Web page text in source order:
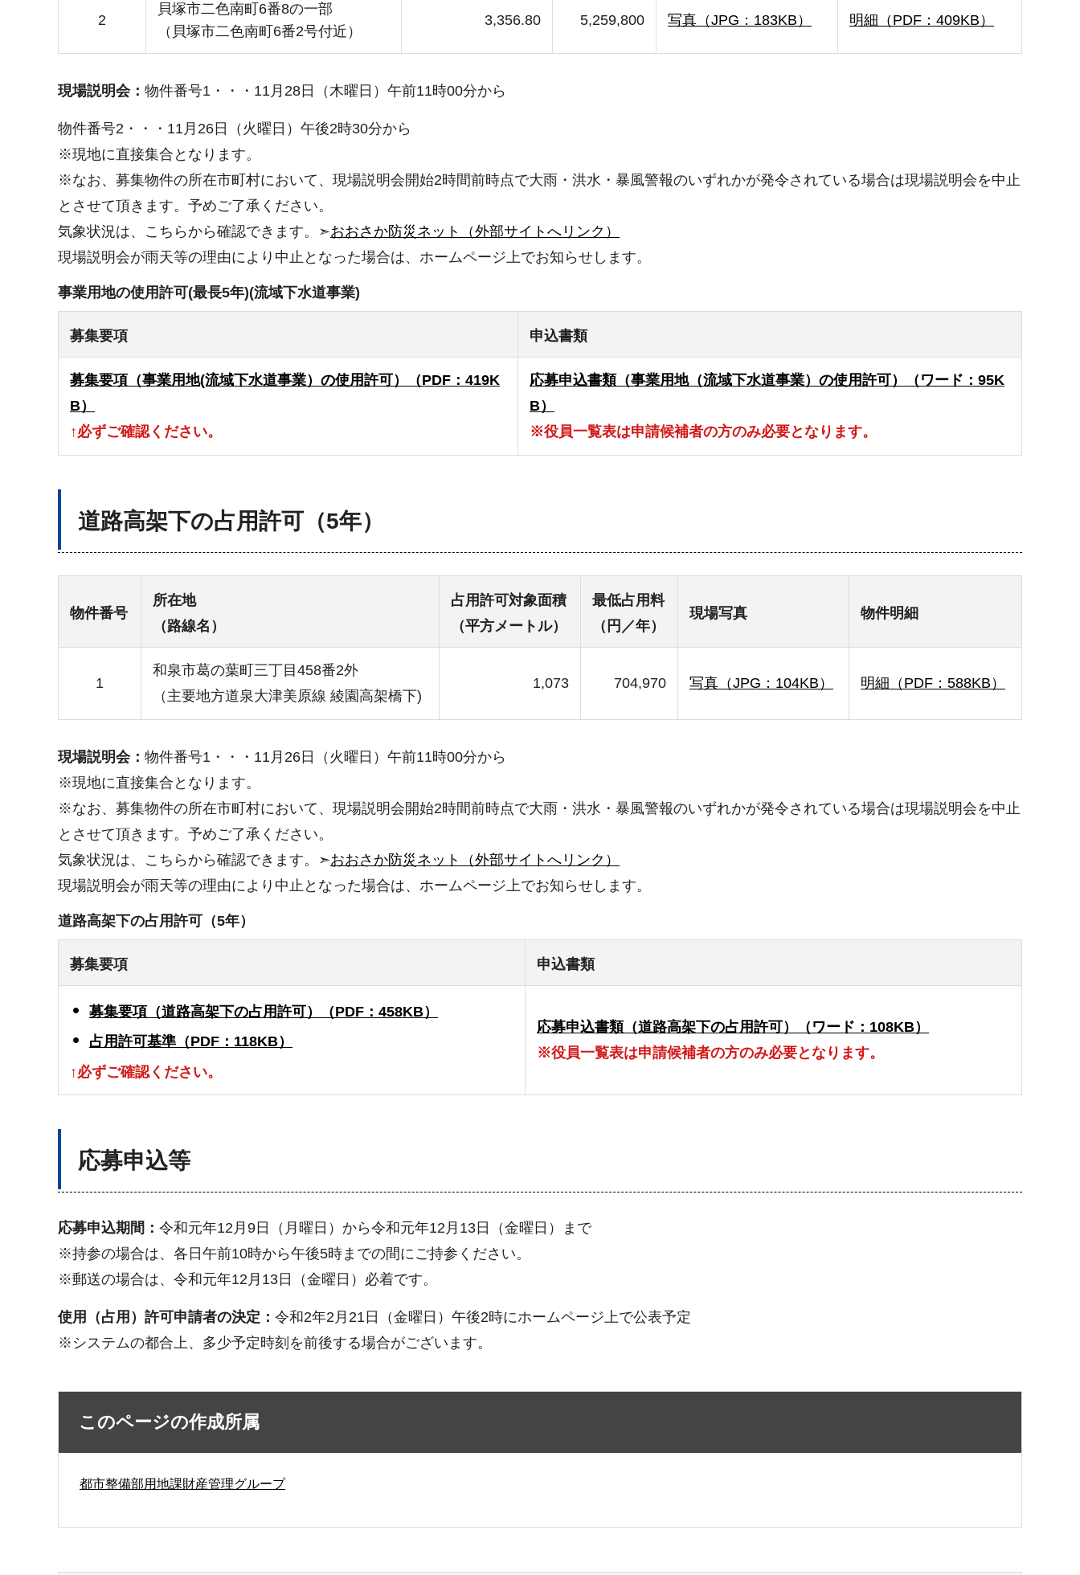
2
貝塚市二色南町6番8の一部
（貝塚市二色南町6番2号付近）
3,356.80 5,259,800 写真（JPG：183KB） 明細（PDF：409KB）
現場説明会： 物件番号1・・・11月28日（木曜日）午前11時00分から
物件番号2・・・11月26日（火曜日）午後2時30分から
※現地に直接集合となります。
※なお、募集物件の所在市町村において、現場説明会開始2時間前時点で大雨・洪水・暴風警報のいずれかが発令されている場合は現場説明会を中止
とさせて頂きます。予めご了承ください。
気象状況は、こちらから確認できます。➣おおさか防災ネット（外部サイトへリンク）
現場説明会が雨天等の理由により中止となった場合は、ホームページ上でお知らせします。
事業用地の使用許可(最長5年)(流域下水道事業)
募集要項 申込書類
募集要項（事業用地(流域下水道事業）の使用許可）（PDF：419K
B）
↑必ずご確認ください。
応募申込書類（事業用地（流域下水道事業）の使用許可）（ワード：95K
B）
※役員一覧表は申請候補者の方のみ必要となります。
道路高架下の占用許可（5年）
物件番号
所在地
（路線名）
占用許可対象面積
（平方メートル）
最低占用料
（円／年）
現場写真 物件明細
1
和泉市葛の葉町三丁目458番2外
（主要地方道泉大津美原線 綾園高架橋下)
1,073 704,970 写真（JPG：104KB） 明細（PDF：588KB）
現場説明会： 物件番号1・・・11月26日（火曜日）午前11時00分から
※現地に直接集合となります。
※なお、募集物件の所在市町村において、現場説明会開始2時間前時点で大雨・洪水・暴風警報のいずれかが発令されている場合は現場説明会を中止
とさせて頂きます。予めご了承ください。
気象状況は、こちらから確認できます。➣おおさか防災ネット（外部サイトへリンク）
現場説明会が雨天等の理由により中止となった場合は、ホームページ上でお知らせします。
道路高架下の占用許可（5年）
募集要項 申込書類
募集要項（道路高架下の占用許可）（PDF：458KB）
占用許可基準（PDF：118KB）
↑必ずご確認ください。
応募申込書類（道路高架下の占用許可）（ワード：108KB）
※役員一覧表は申請候補者の方のみ必要となります。
応募申込等
応募申込期間 ： 令和元年12月9日（月曜日）から令和元年12月13日（金曜日）まで
※持参の場合は、各日午前10時から午後5時までの間にご持参ください。
※郵送の場合は、令和元年12月13日（金曜日）必着です。
使用（占用）許可申請者の決定： 令和2年2月21日（金曜日）午後2時にホームページ上で公表予定
※システムの都合上、多少予定時刻を前後する場合がございます。
このページの作成所属
都市整備部用地課財産管理グループ